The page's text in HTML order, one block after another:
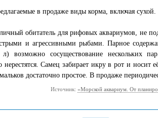
в продаже виды корма, включая сухой.
обитатель для рифовых аквариумов, не
и агрессивными рыбами. Парное
возможно сосуществование нескольких
Самец забирает икру в рот и носит
достаточно простое. В продаже
Источник: «Морской аквариум. От